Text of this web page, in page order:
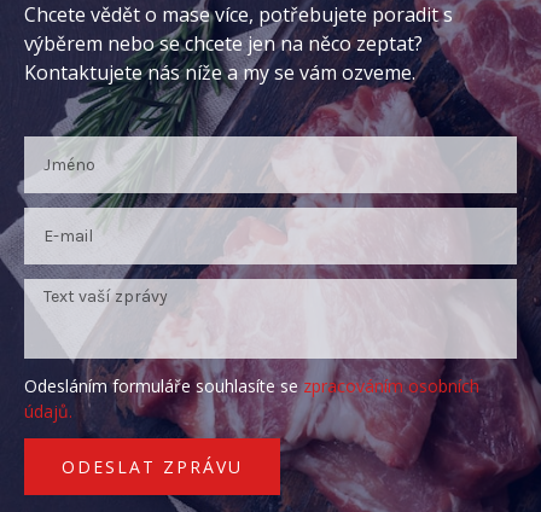
Chcete vědět o mase více, potřebujete poradit s
výběrem nebo se chcete jen na něco zeptat?
Kontaktujete nás níže a my se vám ozveme.
Odesláním formuláře souhlasíte sezpracováním osobních
údajů.
ODESLAT ZPRÁVU